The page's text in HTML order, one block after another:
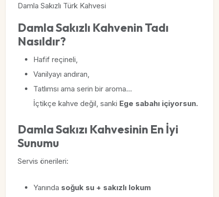
Damla Sakızlı Türk Kahvesi
Damla Sakızlı Kahvenin Tadı
Nasıldır?
Hafif reçineli,
Vanilyayı andıran,
Tatlımsı ama serin bir aroma…
İçtikçe kahve değil, sanki Ege sabahı içiyorsun.
Damla Sakızı Kahvesinin En İyi
Sunumu
Servis önerileri:
Yanında soğuk su + sakızlı lokum